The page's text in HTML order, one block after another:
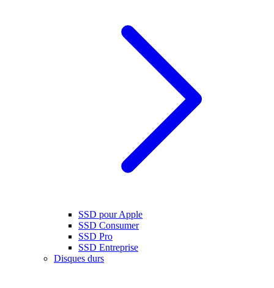
SSD pour Apple
SSD Consumer
SSD Pro
SSD Entreprise
Disques durs